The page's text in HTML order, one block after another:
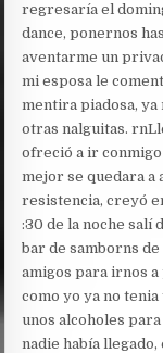
regresaría el
dance, ponernos
aventarme un
mi esposa le
mentira piadosa, ya
otras nalguitas.
ofreció a ir
mejor se quedara a
resistencia, creyó
:30 de la noche salí
bar de samborns
amigos para irnos
como yo ya no
unos alcoholes
nadie había llegado,